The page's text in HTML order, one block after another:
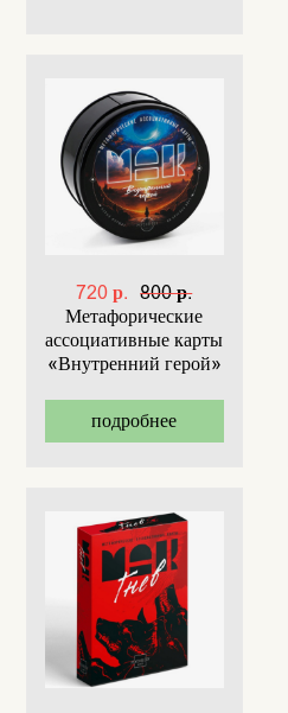
720 р. 800 р.
Метафорические
ассоциативные карты
«Внутренний герой»
подробнее